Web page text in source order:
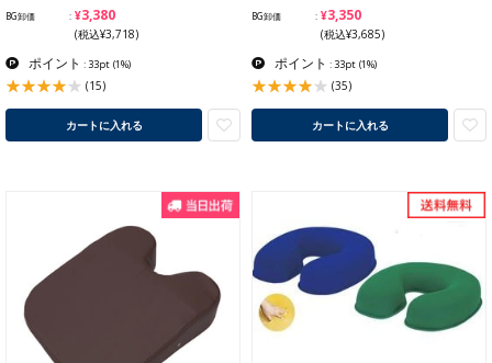
BG卸価 ¥3,380
(税込¥3,718)
ポイント : 33pt (1%)
(15)
カートに入れる
BG卸価 ¥3,350
(税込¥3,685)
ポイント : 33pt (1%)
(35)
カートに入れる